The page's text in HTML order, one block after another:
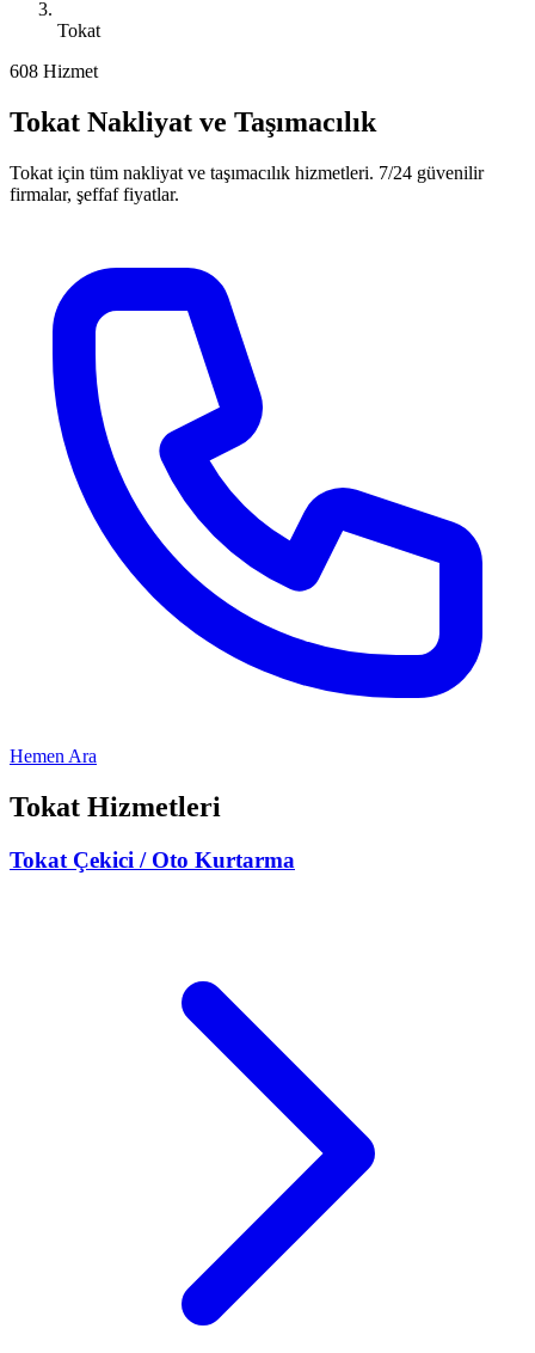
Tokat
608 Hizmet
Tokat Nakliyat ve Taşımacılık
Tokat için tüm nakliyat ve taşımacılık hizmetleri. 7/24 güvenilir
firmalar, şeffaf fiyatlar.
Hemen Ara
Tokat Hizmetleri
Tokat Çekici / Oto Kurtarma